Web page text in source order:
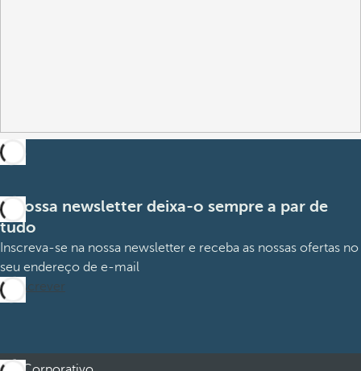
A nossa newsletter deixa-o sempre a par de
tudo
Inscreva-se na nossa newsletter e receba as nossas ofertas no
seu endereço de e-mail
Subscrever